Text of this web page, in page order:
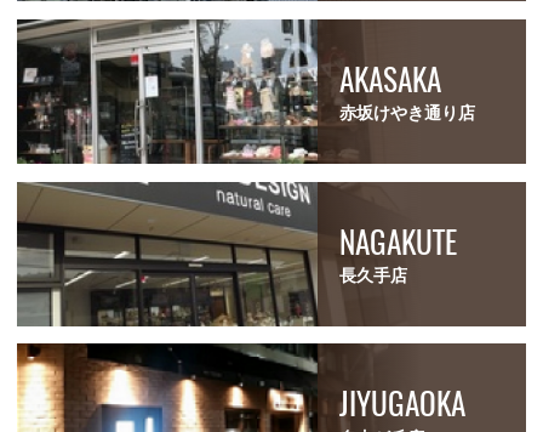
AKASAKA
赤坂けやき通り店
NAGAKUTE
長久手店
JIYUGAOKA